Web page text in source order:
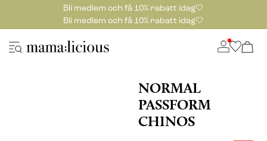
Bli medlem och få 10% rabatt idag🤍
Bli medlem och få 10% rabatt idag🤍
NORMAL
PASSFORM
CHINOS